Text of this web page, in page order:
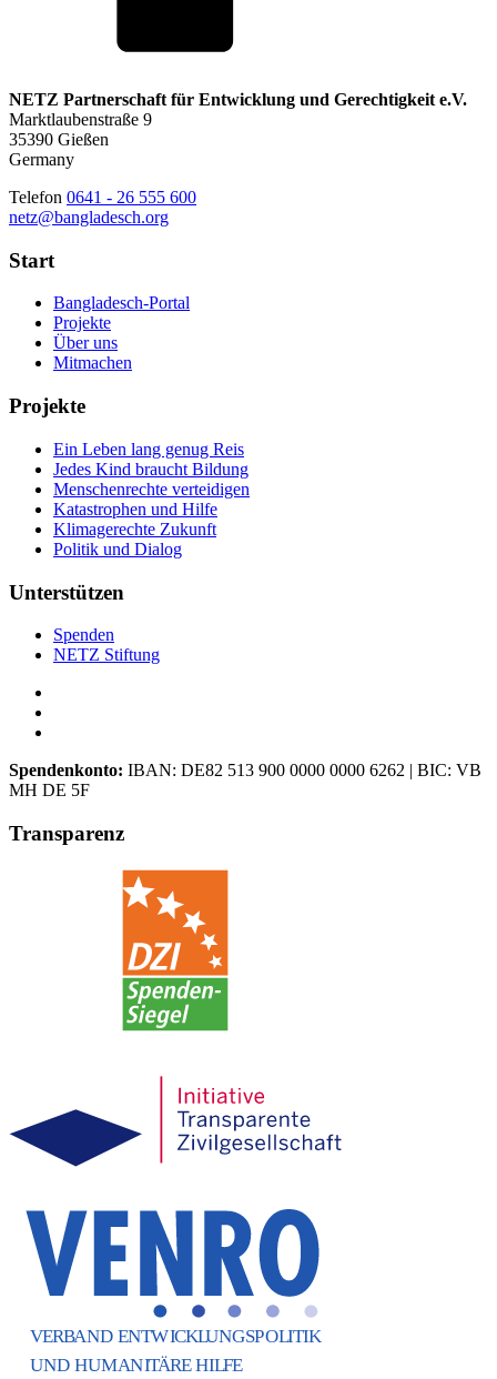
NETZ Partnerschaft für Entwicklung und Gerechtigkeit e.V.
Marktlaubenstraße 9
35390 Gießen
Germany
Telefon 0641 - 26 555 600
netz@bangladesch.org
Start
Bangladesch-Portal
Projekte
Über uns
Mitmachen
Projekte
Ein Leben lang genug Reis
Jedes Kind braucht Bildung
Menschenrechte verteidigen
Katastrophen und Hilfe
Klimagerechte Zukunft
Politik und Dialog
Unterstützen
Spenden
NETZ Stiftung
Spendenkonto: IBAN: DE82 513 900 0000 0000 6262 | BIC: VB
MH DE 5F
Transparenz